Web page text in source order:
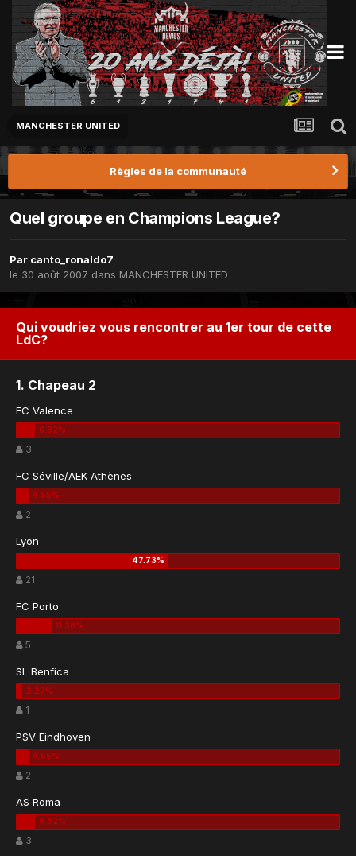
MANCHESTER UNITED
Règles de la communauté
Quel groupe en Champions League?
Par canto_ronaldo7
le 30 août 2007 dans MANCHESTER UNITED
Qui voudriez vous rencontrer au 1er tour de cette
LdC?
1. Chapeau 2
FC Valence
3
FC Séville/AEK Athènes
2
Lyon
21
FC Porto
5
SL Benfica
1
PSV Eindhoven
2
AS Roma
3